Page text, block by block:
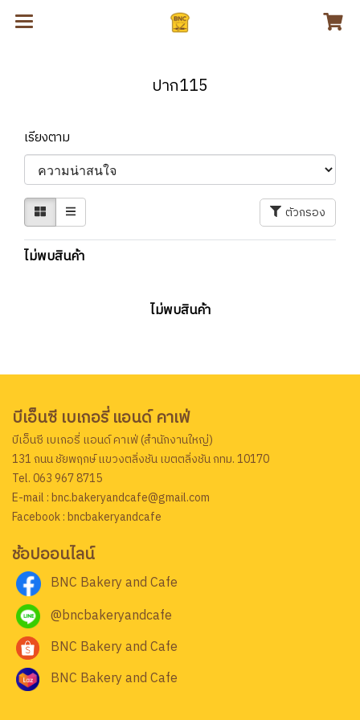
ปาก115
เรียงตาม
ตัวกรอง
ไม่พบสินค้า
ไม่พบสินค้า
บีเอ็นซี เบเกอรี่ แอนด์ คาเฟ่
บีเอ็นซี เบเกอรี่ แอนด์ คาเฟ่ (สำนักงานใหญ่)
131 ถนน ชัยพฤกษ์ แขวงตลิ่งชัน เขตตลิ่งชัน กทม. 10170
Tel. 063 967 8715
E-mail : bnc.bakeryandcafe@gmail.com
Facebook : bncbakeryandcafe
ช้อปออนไลน์
BNC Bakery and Cafe
@bncbakeryandcafe
BNC Bakery and Cafe
BNC Bakery and Cafe